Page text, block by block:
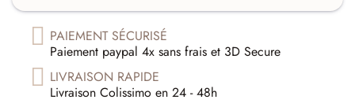
PAIEMENT SÉCURISÉ
Paiement paypal 4x sans frais et 3D Secure
LIVRAISON RAPIDE
Livraison Colissimo en 24 - 48h